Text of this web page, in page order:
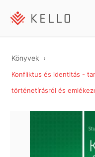
Könyvek
Konfliktus és identitás -
történetírásról és